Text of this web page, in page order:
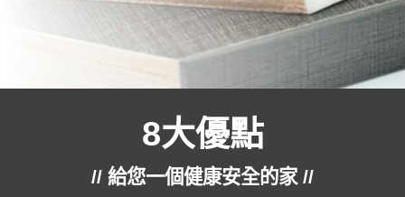
8大優點
// 給您一個健康安全的家 //